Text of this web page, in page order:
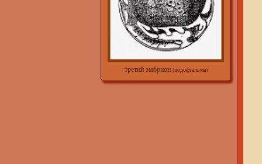
третий эмбрион (подофтальма)